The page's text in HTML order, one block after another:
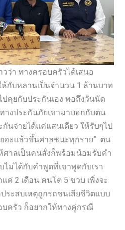
ว่า ทางครอบครัวได้เสนอ
ห้กับหลานเป็นจำนวน 1 ล้านบาท
ปคุยกับประกันเอง พอถึงวันนัด
ทางประกันภัยเขามาบอกกับตน
กันจ่ายได้แค่แสนเดียว ให้รับๆไป
ยอะแล้วขึ้นศาลชนะทุกราย” ตน
ศาลเป็นคนสั่งก็พร้อมน้อมรับคำ
ม่ได้กับคำพูดที่เขาพูดกับเรา
ค่ 2 เดือน คนโต 5 ขวบ เพิ่งจะ
ระสบเหตุถูกรถชนเสียชีวิตแบบ
บครัว ก็อยากให้ทางคู่กรณี